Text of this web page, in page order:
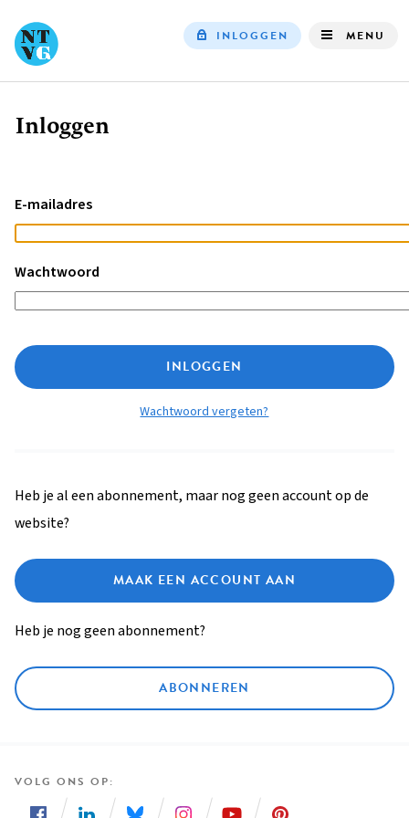
INLOGGEN MENU
Kruimelpad
Inloggen
E-mailadres
Wachtwoord
INLOGGEN
Wachtwoord vergeten?
Heb je al een abonnement, maar nog geen account op de
website?
MAAK EEN ACCOUNT AAN
Heb je nog geen abonnement?
ABONNEREN
VOLG ONS OP